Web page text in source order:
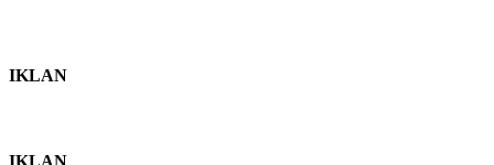
IKLAN